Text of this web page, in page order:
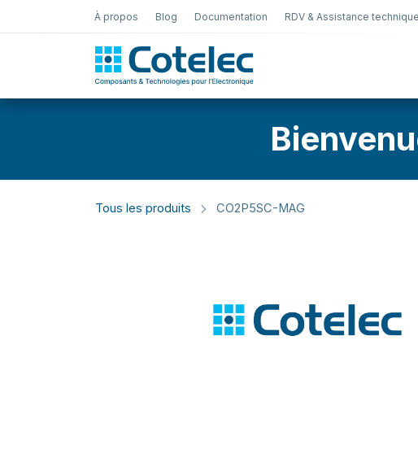
À propos Blog Documentation RDV & Assistance technique
Tous les produits CO2P5SC-MAG